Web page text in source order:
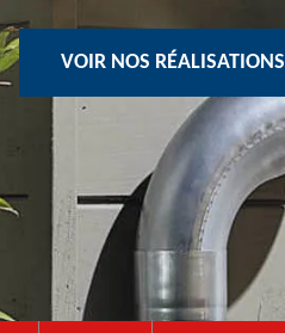
VOIR NOS RÉALISATIONS